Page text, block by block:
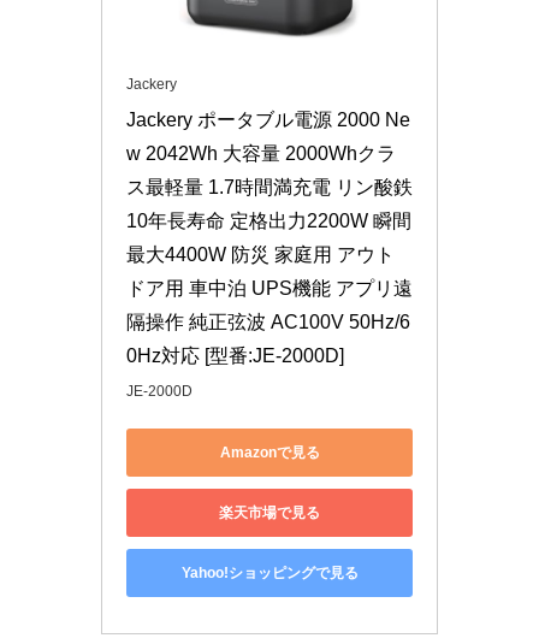
Jackery
Jackery ポータブル電源 2000 Ne
w 2042Wh 大容量 2000Whクラ
ス最軽量 1.7時間満充電 リン酸鉄
10年長寿命 定格出力2200W 瞬間
最大4400W 防災 家庭用 アウト
ドア用 車中泊 UPS機能 アプリ遠
隔操作 純正弦波 AC100V 50Hz/6
0Hz対応 [型番:JE-2000D]
JE-2000D
Amazonで見る
楽天市場で見る
Yahoo!ショッピングで見る